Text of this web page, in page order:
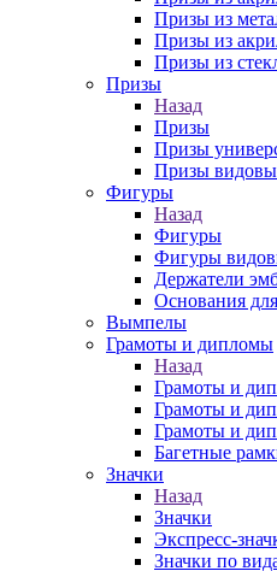
Призы из
Призы из
Призы из
Призы
Назад
Призы
Призы
Призы
Фигуры
Назад
Фигуры
Фигуры
Держатели
Основания
Вымпелы
Грамоты и дипломы
Назад
Грамоты и
Грамоты и
Грамоты и
Багетные
Значки
Назад
Значки
Экспресс-
Значки по